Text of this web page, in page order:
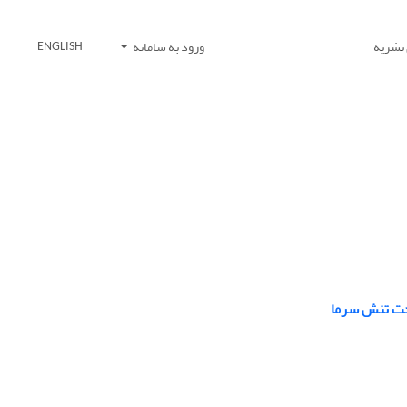
نشریه ورود به سامانه ENGLISH
تنش سرما